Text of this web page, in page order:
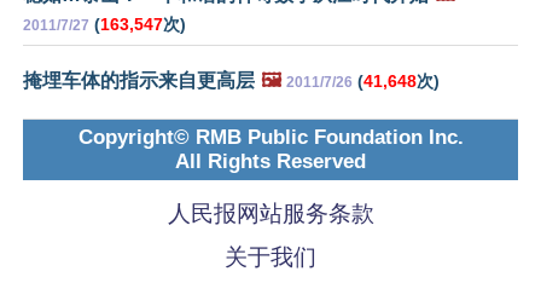
2011/7/27 (163,547次)
掩埋车体的指示来自更高层 🖼️ 2011/7/26 (41,648次)
Copyright© RMB Public Foundation Inc.
All Rights Reserved
人民报网站服务条款
关于我们